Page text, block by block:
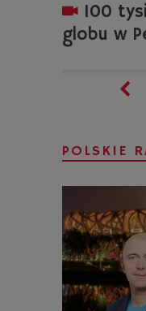
100
globu w
POLSKIE